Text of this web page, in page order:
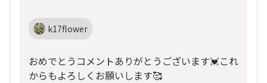
k17flower
おめでとうコメントありがとうございます💓これ
からもよろしくお願いします🥰